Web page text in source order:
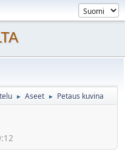
► Aseet ► Petaus kuvina